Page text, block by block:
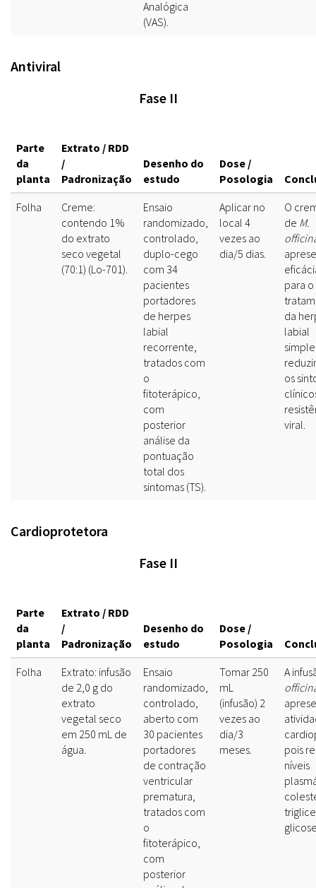
Analógica
(VAS).
Antiviral
Fase II
Parte
da
planta
Extrato / RDD
/
Padronização
Desenho do
estudo
Dose /
Posologia
Folha
Creme:
contendo 1%
do extrato
seco vegetal
(70:1) (Lo-701).
Ensaio
randomizado,
controlado,
duplo-cego
com 34
pacientes
portadores
de herpes
labial
recorrente,
tratados com
o
fitoterápico,
com
posterior
análise da
pontuação
total dos
sintomas (TS).
Aplicar no
local 4
vezes ao
dia/5 dias.
O
de M.
para o
da
labial
os
viral.
Cardioprotetora
Fase II
Parte
da
planta
Extrato / RDD
/
Padronização
Desenho do
estudo
Dose /
Posologia
Folha
Extrato: infusão
de 2,0 g do
extrato
vegetal seco
em 250 mL de
água.
Ensaio
randomizado,
controlado,
aberto com
30 pacientes
portadores
de contração
ventricular
prematura,
tratados com
o
fitoterápico,
com
posterior
Tomar 250
mL
(infusão) 2
vezes ao
dia/3
meses.
A
pois
níveis